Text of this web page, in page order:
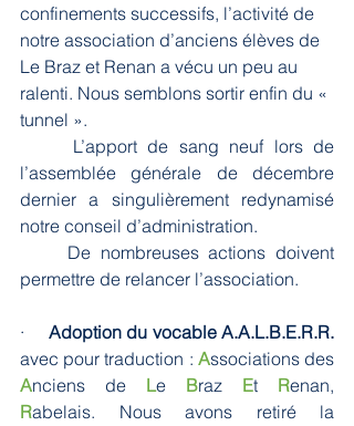
confinements successifs, l’activité de
notre association d’anciens élèves de
Le Braz et Renan a vécu un peu au
ralenti. Nous semblons sortir enfin du «
tunnel ».
l’assemblée générale de décembre
dernier a singulièrement redynamisé
notre conseil d’administration.
permettre de relancer l’association.
·
Adoption du vocable A.A.L.B.E.R.R.
avec pour traduction : A
Anciens de Le Braz Et R
Rabelais. Nous avons retiré la